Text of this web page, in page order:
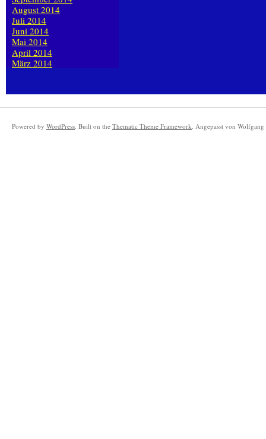
August 2014
Juli 2014
Juni 2014
Mai 2014
April 2014
März 2014
Powered by WordPress. Built on the Thematic Theme Framework. Angepasst von